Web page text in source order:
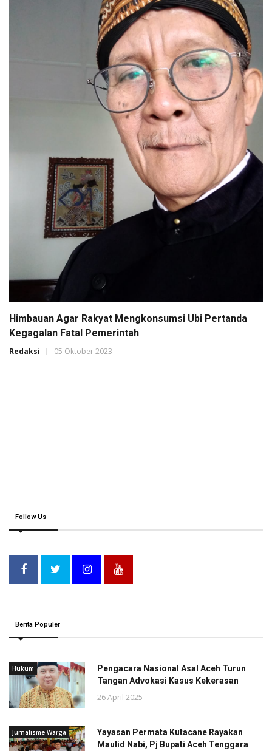
Himbauan Agar Rakyat Mengkonsumsi Ubi Pertanda
Kegagalan Fatal Pemerintah
Redaksi 05 Oktober 2023
Follow Us
Berita Populer
Hukum
Pengacara Nasional Asal Aceh Turun
Tangan Advokasi Kasus Kekerasan
26 April 2025
Jurnalisme Warga
Yayasan Permata Kutacane Rayakan
Maulid Nabi, Pj Bupati Aceh Tenggara